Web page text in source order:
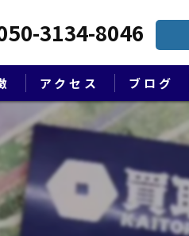
3134-8046
アクセス
漫画特集
ブログ